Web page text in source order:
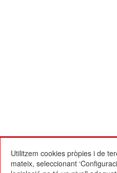
Utilitzem cookies pròpies i de
mateix, seleccionant